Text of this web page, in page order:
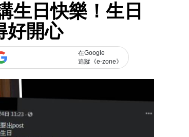
生日快樂！生日
好開心
在Google
追蹤《e-zone》